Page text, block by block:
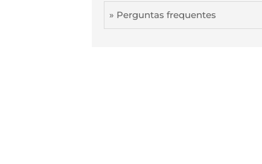
» Perguntas frequentes